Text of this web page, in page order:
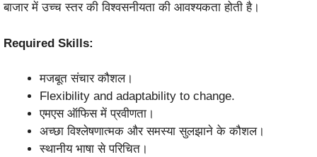
बाजार में उच्च स्तर की विश्वसनीयता की आवश्यकता होती है।
Required Skills:
मजबूत संचार कौशल।
Flexibility and adaptability to change.
एमएस ऑफिस में प्रवीणता।
अच्छा विश्लेषणात्मक और समस्या सुलझाने के कौशल।
स्थानीय भाषा से परिचित।